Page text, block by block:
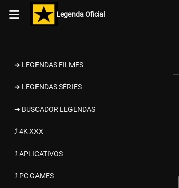
Legenda Oficial
➔ LEGENDAS FILMES
➔ LEGENDAS SÉRIES
➔ BUSCADOR LEGENDAS
⤴ 4K XXX
⤴ APLICATIVOS
⤴ PC GAMES